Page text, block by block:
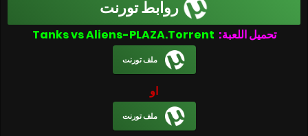
روابط تورنت
تحميل اللعبة:
ملف تورنت
او
ملف تورنت